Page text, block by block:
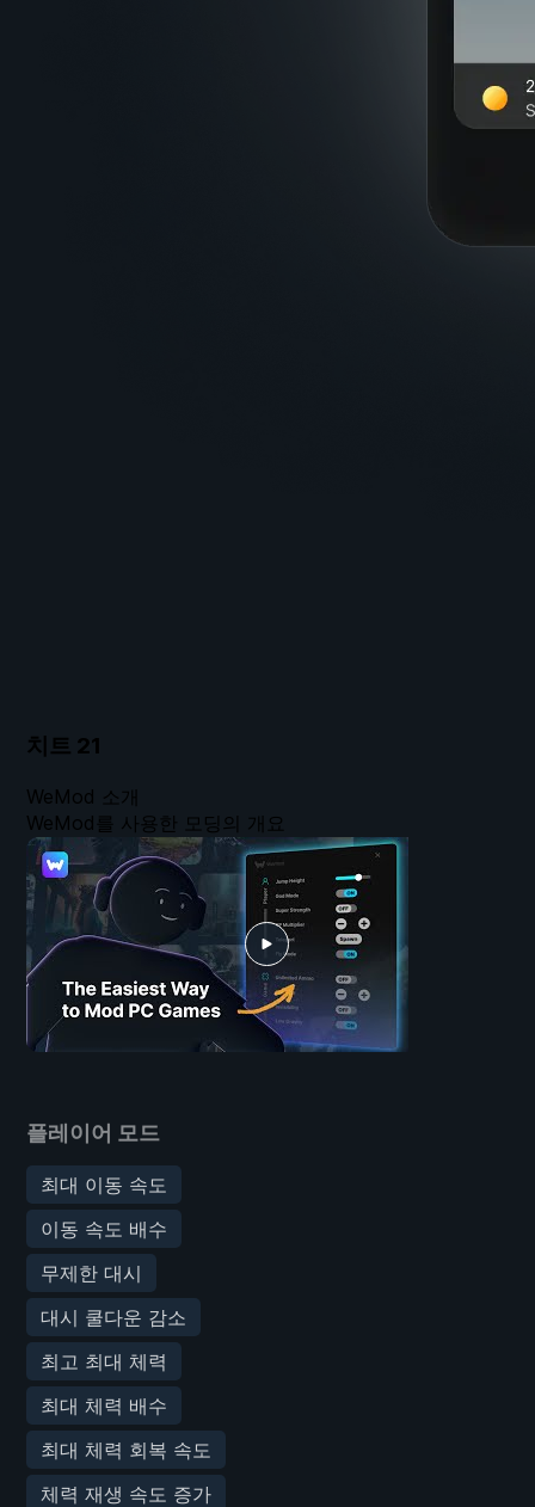
치트 21
플레이어 모드
최대 이동 속도
이동 속도 배수
무제한 대시
대시 쿨다운 감소
최고 최대 체력
최대 체력 배수
최대 체력 회복 속도
체력 재생 속도 증가
WeMod 소개
WeMod를 사용한 모딩의 개요